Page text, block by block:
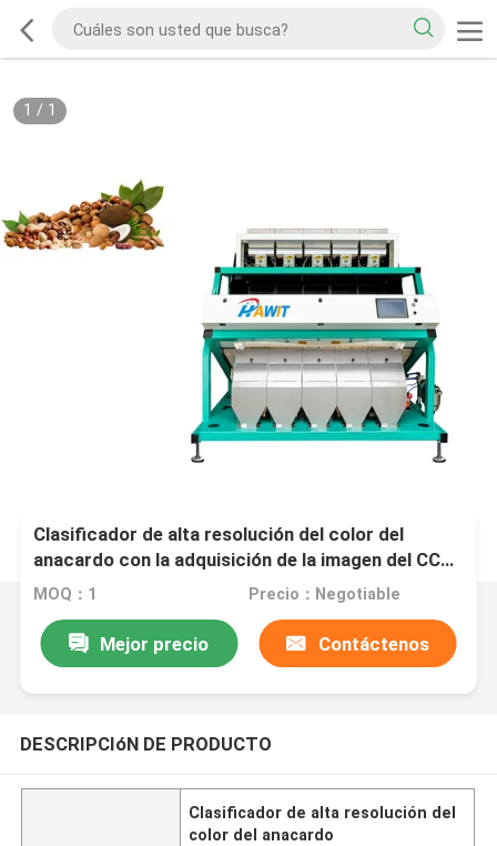
1 / 1
Clasificador de alta resolución del color del
anacardo con la adquisición de la imagen del CCD
que detecta el sistema
MOQ：1 Precio：Negotiable
Mejor precio Contáctenos
DESCRIPCIóN DE PRODUCTO
Clasificador de alta resolución del
color del anacardo